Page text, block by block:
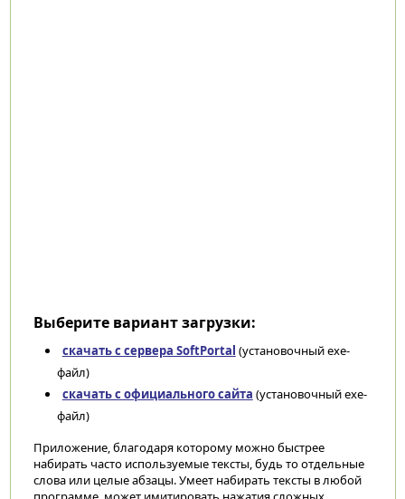
Выберите вариант загрузки:
скачать с сервера SoftPortal (установочный exe-
файл)
скачать с официального сайта (установочный exe-
файл)
Приложение, благодаря которому можно быстрее
набирать часто используемые тексты, будь то отдельные
слова или целые абзацы. Умеет набирать тексты в любой